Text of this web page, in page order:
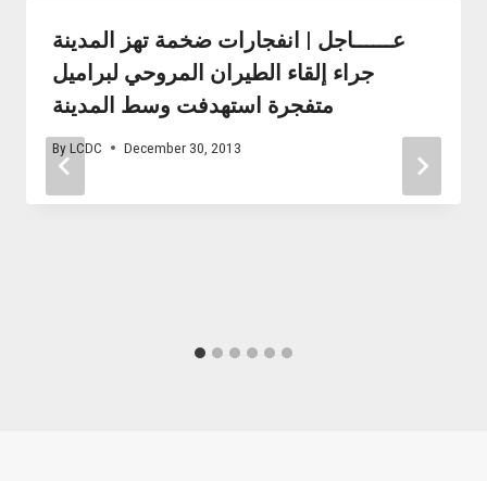
عــــــاجل | انفجارات ضخمة تهز المدينة
جراء إلقاء الطيران المروحي لبراميل
متفجرة استهدفت وسط المدينة
ByLCDC December 30, 2013